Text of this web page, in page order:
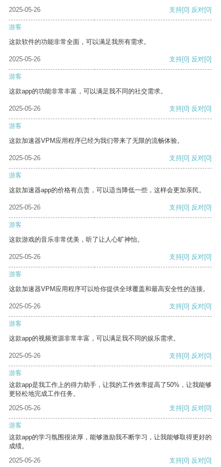
2025-05-26
支持[0] 反对[0]
游客
这款软件的功能非常全面，可以满足我所有需求。
2025-05-26 支持[0] 反对[0]
游客
这款app的功能非常丰富，可以满足我不同的社交需求。
2025-05-26 支持[0] 反对[0]
游客
这款加速器VPM应用程序已经为我们带来了无限的流畅体验。
2025-05-26 支持[0] 反对[0]
游客
这款加速器app的价格有点贵，可以适当降低一些，这样会更加亲民。
2025-05-26 支持[0] 反对[0]
游客
这款游戏的音乐非常优美，听了让人心旷神怡。
2025-05-26 支持[0] 反对[0]
游客
这款加速器VPM应用程序可以给你提供全球覆盖和最高安全性的连接。
2025-05-26 支持[0] 反对[0]
游客
这款app的视频资源非常丰富，可以满足我不同的娱乐需求。
2025-05-26 支持[0] 反对[0]
游客
这款app是我工作上的得力助手，让我的工作效率提高了50%，让我能够
更轻松地完成工作任务。
2025-05-26
支持[0] 反对[0]
游客
这款app的学习氛围很浓厚，能够激励我不断学习，让我能够取得更好的
成绩。
2025-05-26
支持[0] 反对[0]